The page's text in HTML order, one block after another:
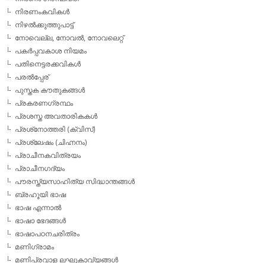
നിരണംകവികള്‍
നിഴല്‍ക്കുത്തുപാട്ട്
നോവെല്ല, നോവല്‍, നോവലെറ്റ്
പകര്‍പ്പവകാശ നിയമം
പതിനെട്ടരക്കവികള്‍
പരല്‍പ്പേര്
പുസ്തക കൗതുകങ്ങള്‍
പ്രകരണഗ്രന്ഥം
പ്രശസ്ത അവതാരികകള്‍
പ്രശ്‌നോത്തരി (ക്വിസ്)
പ്രശ്ലേഷം (ചിഹ്നനം)
പ്രാചീനകവിത്രയം
പ്രാചീനഗദ്യം
പൗരസ്ത്യസാഹിത്യ സിദ്ധാന്തങ്ങള്‍
ബ്രഹൂയി ഭാഷ
ഭാഷ എന്നാല്‍
ഭാഷാ ഭേദങ്ങള്‍
ഭാഷാപഠനചരിത്രം
മണിഗ്രാമം
മണിപ്രവാള ലഘുകാവ്യങ്ങള്‍